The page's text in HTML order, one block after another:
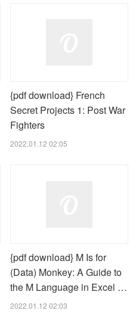
{pdf download} French
Secret Projects 1: Post War
Fighters
2022.01.12 02:05
{pdf download} M Is for
(Data) Monkey: A Guide to
the M Language in Excel …
2022.01.12 02:03